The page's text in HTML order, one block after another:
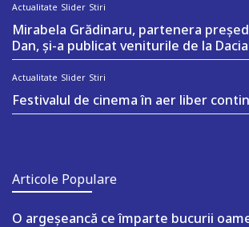
Actualitate Slider Stiri
Mirabela Grădinaru, partenera
Dan, și-a publicat veniturile de la
Actualitate Slider Stiri
Festivalul de cinema în aer liber
Articole Populare
O argeşeancă ce împarte bucurii